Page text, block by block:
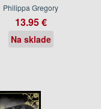
Philippa Gregory
13.95 €
Na sklade